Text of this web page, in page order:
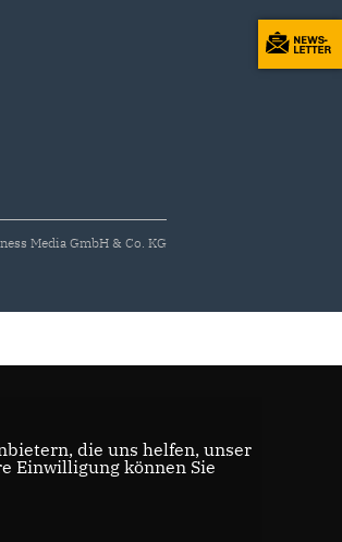
Media GmbH & Co. KG
die uns helfen, unser
Einwilligung können Sie